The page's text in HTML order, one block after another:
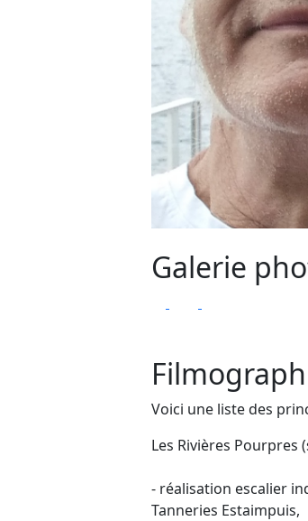
Galerie
Voici une liste des
Les Rivières Pourpres
- réalisation escalier
Tanneries Estaimpuis,